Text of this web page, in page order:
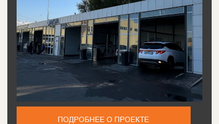
ПОДРОБНЕЕ О ПРОЕКТЕ